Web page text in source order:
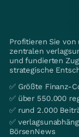
Profitieren Sie
zentralen
und fundierten
strategische
✅ Größte Finanz-
✅ über 550.000
✅ rund 2.000
✅
BörsenNews